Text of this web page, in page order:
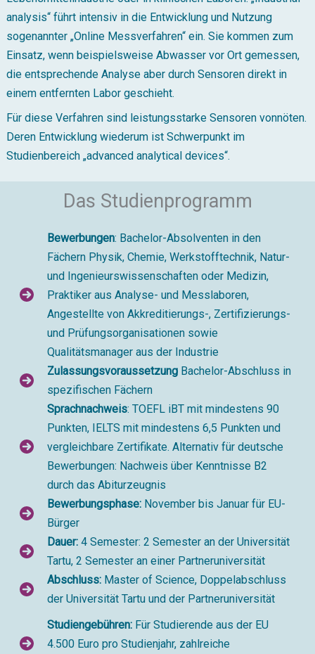
analysis“ führt intensiv in die Entwicklung und Nutzung
sogenannter „Online Messverfahren“ ein. Sie kommen zum
Einsatz, wenn beispielsweise Abwasser vor Ort gemessen,
die entsprechende Analyse aber durch Sensoren direkt in
einem entfernten Labor geschieht.
Für diese Verfahren sind leistungsstarke Sensoren vonnöten.
Deren Entwicklung wiederum ist Schwerpunkt im
Studienbereich „advanced analytical devices“.
Das Studienprogramm
Bewerbungen: Bachelor-Absolventen in den
Fächern Physik, Chemie, Werkstofftechnik, Natur-
und Ingenieurswissenschaften oder Medizin,
Praktiker aus Analyse- und Messlaboren,
Angestellte von Akkreditierungs-, Zertifizierungs-
und Prüfungsorganisationen sowie
Qualitätsmanager aus der Industrie
ZulassungsvoraussetzungBachelor-Abschluss in
spezifischen Fächern
Sprachnachweis: TOEFL iBT mit mindestens 90
Punkten, IELTS mit mindestens 6,5 Punkten und
vergleichbare Zertifikate. Alternativ für deutsche
Bewerbungen: Nachweis über Kenntnisse B2
durch das Abiturzeugnis
Bewerbungsphase:November bis Januar für EU-
Bürger
Dauer:4 Semester: 2 Semester an der Universität
Tartu, 2 Semester an einer Partneruniversität
Abschluss:Master of Science, Doppelabschluss
der Universität Tartu und der Partneruniversität
Studiengebühren:Für Studierende aus der EU
4.500 Euro pro Studienjahr, zahlreiche